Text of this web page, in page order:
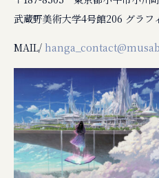
武蔵野美術大学4号館206 グラフ
MAIL/